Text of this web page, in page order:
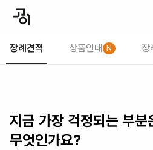
장례견적 상품안내 N 장
지금 가장 걱정되는 부분
무엇인가요?